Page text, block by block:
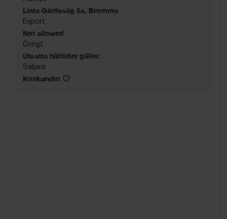
Linta Gårdsväg 5a, Bromma
Export
Not allowed
Övrigt
Utsatta hålltider gäller.
Säljare
Konkursbo